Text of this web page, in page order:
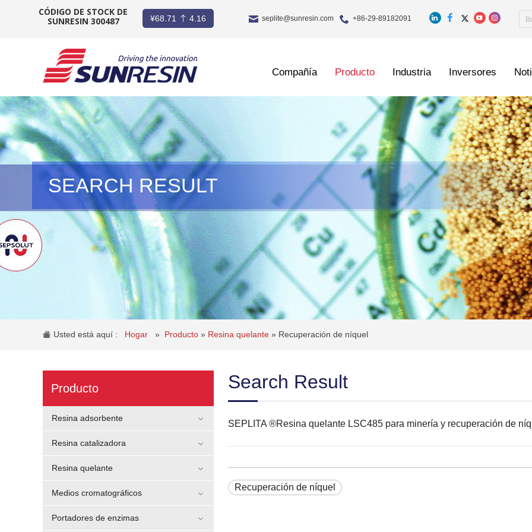
PRODUCTO
INDUSTRIA
INVERSORES
CARRERA
CONTACTO
CÓDIGO DE STOCK DE
SUNRESIN 300487
¥68.71 4.16 seplite@sunresin.com +86-29-89182091
Compañía Producto Industria Inversores
SEARCH RESULT
Usted está aquí : Hogar » Producto » Resina quelante » Recuperación de níquel
Producto
Resina adsorbente
Resina catalizadora
Resina quelante
Medios cromatográficos
Portadores de enzimas
Search Result
SEPLITA ®Resina quelante LSC485 para minería y recuperación de
Recuperación de níquel